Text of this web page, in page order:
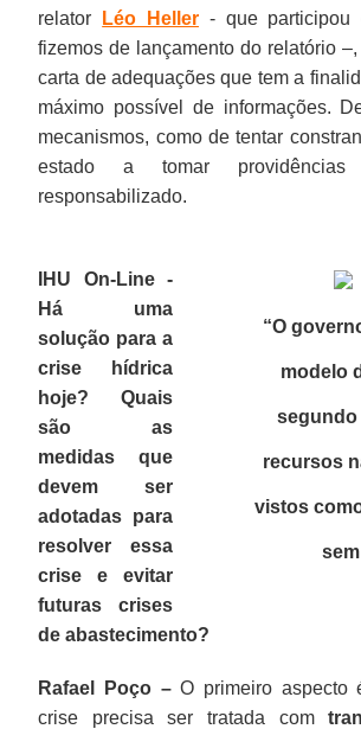
relator
Léo Heller- que participou
fizemos de lançamento do relatório
carta de adequações que tem a
máximo possível de informações.
mecanismos, como de tentar
estado a tomar
responsabilizado.
“O
modelo
segundo
recursos
vistos
IHU On-Line -
Há uma
solução para a
crise hídrica
hoje? Quais
são as
medidas que
devem ser
adotadas para
resolver essa
crise e evitar
futuras crises
de abastecimento?
Rafael Poço –O primeiro aspecto
crise precisa ser tratada com